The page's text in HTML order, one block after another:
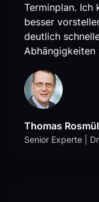
Terminplan. Ich
besser
deutlich
Abhängigkeiten
Thomas
Senior Experte |